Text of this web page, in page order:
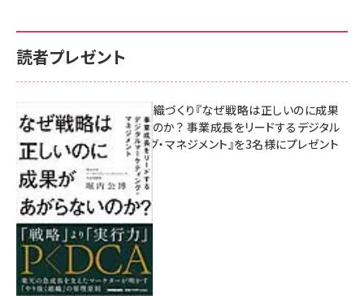
読者プレゼント
成果を生む組織づくり『なぜ戦略は正しいのに成果
があがらないのか？ 事業成長をリードするデジタル
マーケティング・マネジメント』を3名様にプレゼント
8月7日 10:00